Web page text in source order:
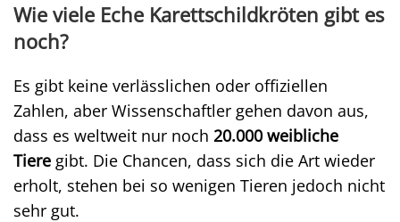
Wie viele Eche Karettschildkröten gibt es
noch?
Es gibt keine verlässlichen oder offiziellen
Zahlen, aber Wissenschaftler gehen davon aus,
dass es weltweit nur noch 20.000 weibliche
Tiere gibt. Die Chancen, dass sich die Art wieder
erholt, stehen bei so wenigen Tieren jedoch nicht
sehr gut.